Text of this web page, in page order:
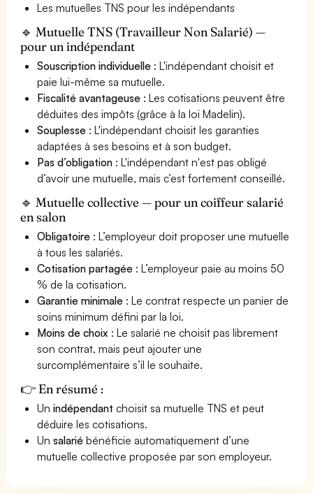
Les mutuelles TNS pour les indépendants
🔹 Mutuelle TNS (Travailleur Non Salarié) —
pour un indépendant
Souscription individuelle : L'indépendant choisit et
paie lui-même sa mutuelle.
Fiscalité avantageuse : Les cotisations peuvent être
déduites des impôts (grâce à la loi Madelin).
Souplesse : L'indépendant choisit les garanties
adaptées à ses besoins et à son budget.
Pas d’obligation : L'indépendant n'est pas obligé
d’avoir une mutuelle, mais c’est fortement conseillé.
🔹 Mutuelle collective — pour un coiffeur salarié
en salon
Obligatoire : L’employeur doit proposer une mutuelle
à tous les salariés.
Cotisation partagée : L’employeur paie au moins 50
% de la cotisation.
Garantie minimale : Le contrat respecte un panier de
soins minimum défini par la loi.
Moins de choix : Le salarié ne choisit pas librement
son contrat, mais peut ajouter une
surcomplémentaire s’il le souhaite.
👉 En résumé :
Unindépendant choisit sa mutuelle TNS et peut
déduire les cotisations.
Unsalarié bénéficie automatiquement d’une
mutuelle collective proposée par son employeur.